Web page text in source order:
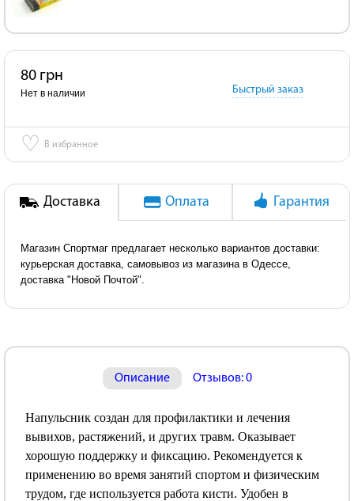
80 грн
Нет в наличии Быстрый заказ
♡ В избранное
Доставка Оплата Гарантия
Магазин Спортмаг предлагает несколько вариантов доставки:
курьерская доставка, самовывоз из магазина в Одессе,
доставка "Новой Почтой".
Описание Отзывов: 0
Напульсник создан для профилактики и лечения
вывихов, растяжений, и других травм. Оказывает
хорошую поддержку и фиксацию. Рекомендуется к
применению во время занятий спортом и физическим
трудом, где используется работа кисти. Удобен в